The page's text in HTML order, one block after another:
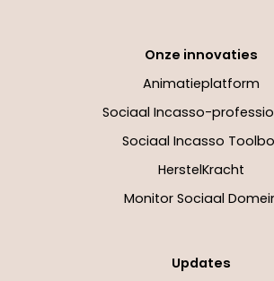
Onze innovaties
Animatieplatform
Sociaal Incasso-
Sociaal Incasso
HerstelKracht
Monitor Sociaal
Updates